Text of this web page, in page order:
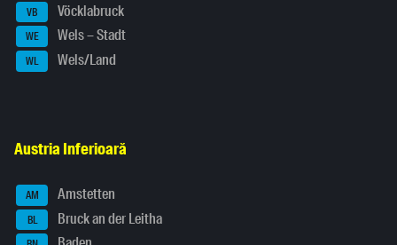
VB Vöcklabruck
WE Wels – Stadt
WL Wels/Land
Austria Inferioară
AM Amstetten
BL Bruck an der Leitha